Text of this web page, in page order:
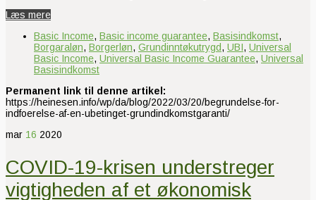
Læs mere
Basic Income, Basic income guarantee, Basisindkomst,
Borgaraløn, Borgerløn, Grundinntøkutrygd, UBI, Universal
Basic Income, Universal Basic Income Guarantee, Universal
Basisindkomst
Permanent link til denne artikel:
https://heinesen.info/wp/da/blog/2022/03/20/begrundelse-for-
indfoerelse-af-en-ubetinget-grundindkomstgaranti/
mar 16 2020
COVID-19-krisen understreger
vigtigheden af et økonomisk